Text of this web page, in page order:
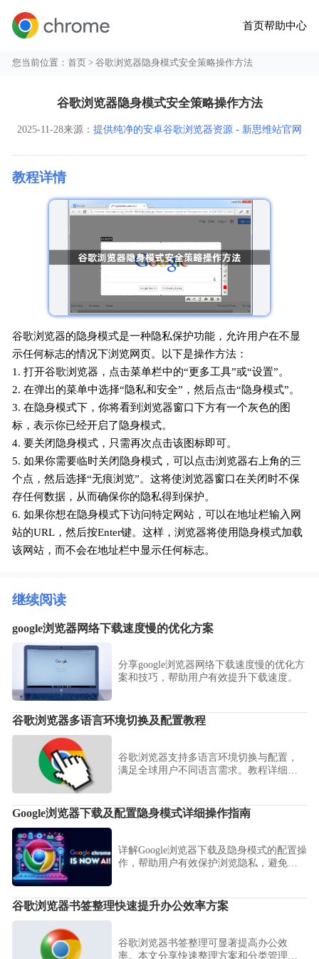
首页帮助中心
您当前位置：首页 > 谷歌浏览器隐身模式安全策略操作方法
谷歌浏览器隐身模式安全策略操作方法
2025-11-28来源： 提供纯净的安卓谷歌浏览器资源 - 新思维站官网
教程详情
谷歌浏览器的隐身模式是一种隐私保护功能，允许用户在不显
示任何标志的情况下浏览网页。以下是操作方法：
1. 打开谷歌浏览器，点击菜单栏中的“更多工具”或“设置”。
2. 在弹出的菜单中选择“隐私和安全”，然后点击“隐身模式”。
3. 在隐身模式下，你将看到浏览器窗口下方有一个灰色的图
标，表示你已经开启了隐身模式。
4. 要关闭隐身模式，只需再次点击该图标即可。
5. 如果你需要临时关闭隐身模式，可以点击浏览器右上角的三
个点，然后选择“无痕浏览”。这将使浏览器窗口在关闭时不保
存任何数据，从而确保你的隐私得到保护。
6. 如果你想在隐身模式下访问特定网站，可以在地址栏输入网
站的URL，然后按Enter键。这样，浏览器将使用隐身模式加载
该网站，而不会在地址栏中显示任何标志。
继续阅读
google浏览器网络下载速度慢的优化方案
分享google浏览器网络下载速度慢的优化方
案和技巧，帮助用户有效提升下载速度。
谷歌浏览器多语言环境切换及配置教程
谷歌浏览器支持多语言环境切换与配置，
满足全球用户不同语言需求。教程详细指
Google浏览器下载及配置隐身模式详细操作指南
详解Google浏览器下载及隐身模式的配置操
作，帮助用户有效保护浏览隐私，避免浏
谷歌浏览器书签整理快速提升办公效率方案
谷歌浏览器书签整理可显著提高办公效
率。本文分享快速整理方案和分类管理操